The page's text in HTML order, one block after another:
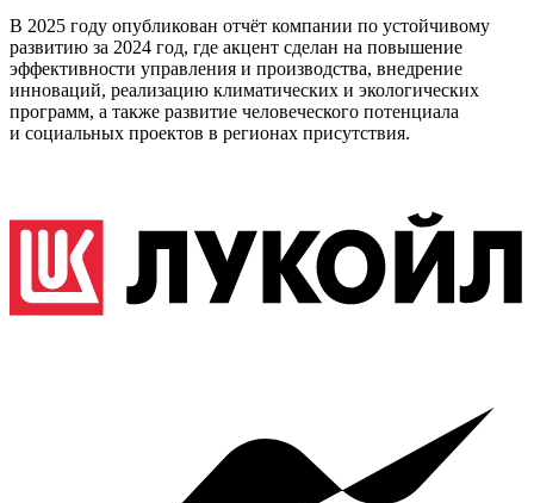
В 2025 году опубликован отчёт компании по устойчивому
развитию за 2024 год, где акцент сделан на повышение
эффективности управления и производства, внедрение
инноваций, реализацию климатических и экологических
программ, а также развитие человеческого потенциала
и социальных проектов в регионах присутствия.